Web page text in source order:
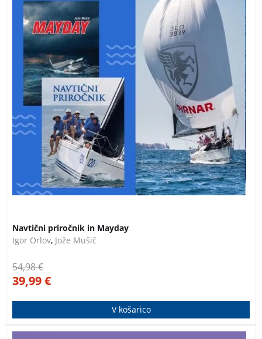
knjiga Mayday – izbor jadralskih nesreč, ki jih je zbral
in pripravil Jože Mušič, prvi Slovenec, ki je objadral
svet.
Navtični priročnik in Mayday
Igor Orlov, Jože Mušič
54,98€
39,99€
V košarico